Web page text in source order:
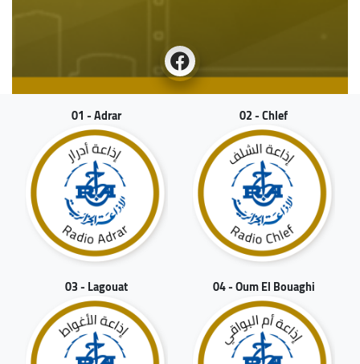
01 - Adrar 02 - Chlef
03 - Lagouat 04 - Oum El Bouaghi